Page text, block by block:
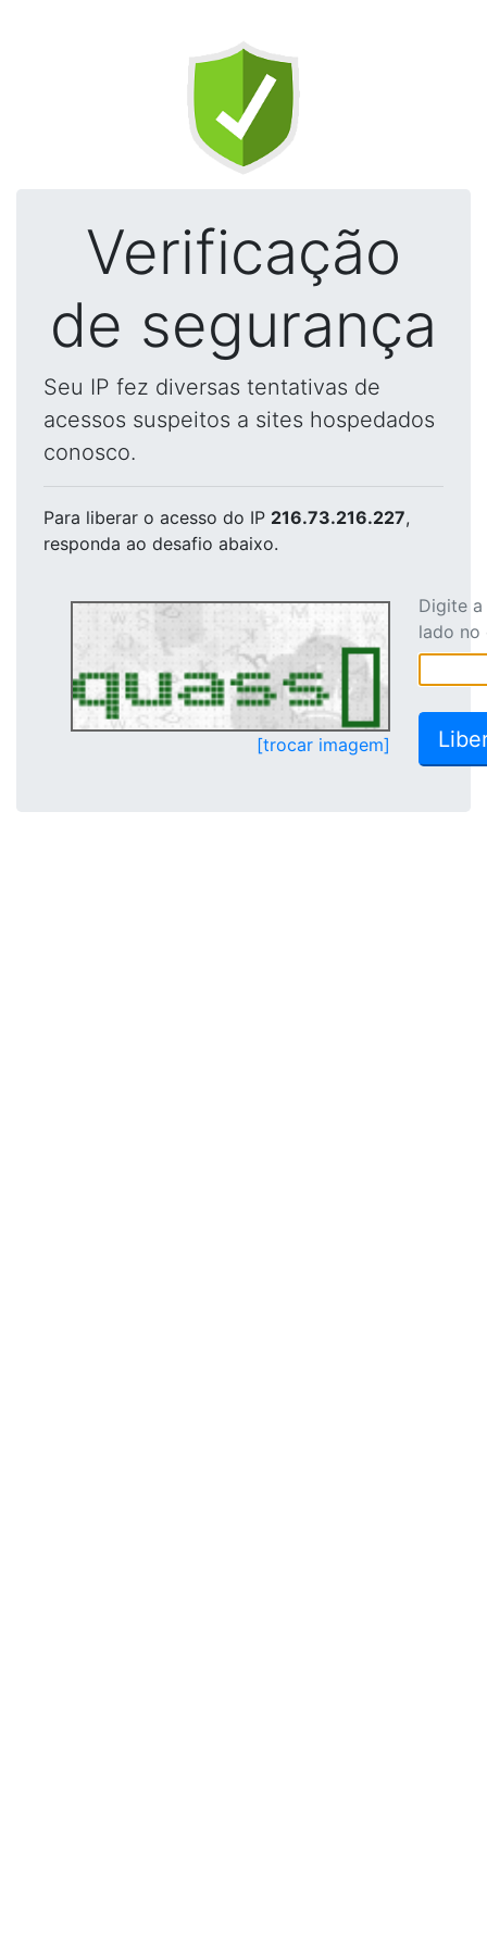
Verificação
de segurança
Seu IP fez diversas tentativas de
acessos suspeitos a sites hospedados
conosco.
Para liberar o acesso do IP 216.73.216.227,
responda ao desafio abaixo.
[trocar imagem]
Digite
lado no